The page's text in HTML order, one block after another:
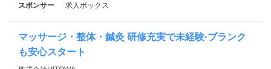
スポンサー
求人ボックス
マッサージ・整体・鍼灸 研修充実で未経験·ブランク
も安心スタート